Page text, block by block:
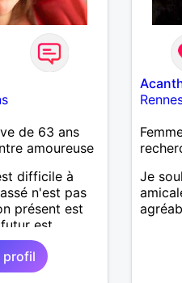
de 63 ans
amoureuse
difficile à
n'est pas
présent est
est
profil
Je